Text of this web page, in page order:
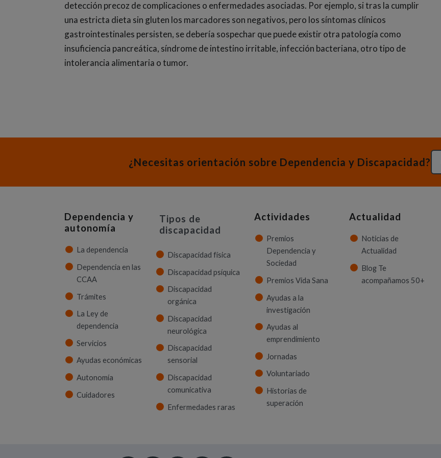
detección precoz de complicaciones o enfermedades asociadas. Por ejemplo, si tras la cumplir
una estricta dieta sin gluten los marcadores son negativos, pero los síntomas clínicos
gastrointestinales persisten, se debería sospechar que puede existir otra patología como
insuficiencia pancreática, síndrome de intestino irritable, infección bacteriana, otro tipo de
intolerancia alimentaria o tumor.
¿Necesitas orientación sobre Dependencia y Discapacidad?
Dependencia y
autonomía
La dependencia
Dependencia en las
CCAA
Trámites
La Ley de
dependencia
Servicios
Ayudas económicas
Autonomía
Cuidadores
Tipos de
discapacidad
Discapacidad física
Discapacidad psíquica
Discapacidad
orgánica
Discapacidad
neurológica
Discapacidad
sensorial
Discapacidad
comunicativa
Enfermedades raras
Actividades
Premios
Dependencia y
Sociedad
Premios Vida Sana
Ayudas a la
investigación
Ayudas al
emprendimiento
Jornadas
Voluntariado
Historias de
superación
Actualidad
Noticias de
Actualidad
Blog Te
acompañamos 50+